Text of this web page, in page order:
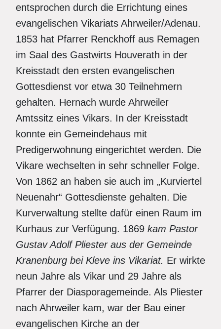
entsprochen durch die Errichtung eines
evangelischen Vikariats Ahrweiler/Adenau.
1853 hat Pfarrer Renckhoff aus Remagen
im Saal des Gastwirts Houverath in der
Kreisstadt den ersten evangelischen
Gottesdienst vor etwa 30 Teilnehmern
gehalten. Hernach wurde Ahrweiler
Amtssitz eines Vikars. In der Kreisstadt
konnte ein Gemeindehaus mit
Predigerwohnung eingerichtet werden. Die
Vikare wechselten in sehr schneller Folge.
Von 1862 an haben sie auch im „Kurviertel
Neuenahr“ Gottesdienste gehalten. Die
Kurverwaltung stellte dafür einen Raum im
Kurhaus zur Verfügung. 1869 kam Pastor
Gustav Adolf Pliester aus der Gemeinde
Kranenburg bei Kleve ins Vikariat. Er wirkte
neun Jahre als Vikar und 29 Jahre als
Pfarrer der Diasporagemeinde. Als Pliester
nach Ahrweiler kam, war der Bau einer
evangelischen Kirche an der